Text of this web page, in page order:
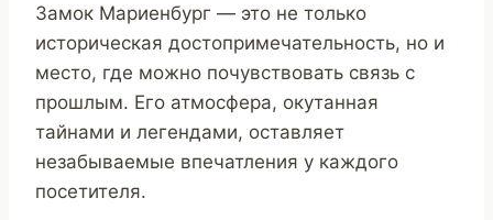
Замок Мариенбург — это не только
историческая достопримечательность, но и
место, где можно почувствовать связь с
прошлым. Его атмосфера, окутанная
тайнами и легендами, оставляет
незабываемые впечатления у каждого
посетителя.